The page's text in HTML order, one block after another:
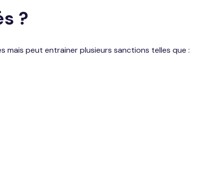
?
peut entrainer plusieurs sanctions telles que :